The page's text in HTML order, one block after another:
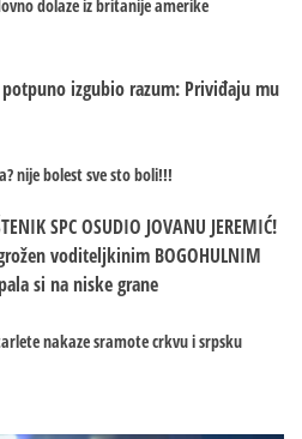
dolaze iz britanije amerike
izgubio razum: Priviđaju mu
nije bolest sve sto boli!!!
SPC OSUDIO JOVANU JEREMIĆ!
voditeljkinim BOGOHULNIM
si na niske grane
nakaze sramote crkvu i srpsku